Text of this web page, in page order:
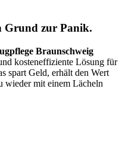
Grund zur Panik.
Braunschweig
kosteneffiziente Lösung für
spart Geld, erhält den Wert
wieder mit einem Lächeln